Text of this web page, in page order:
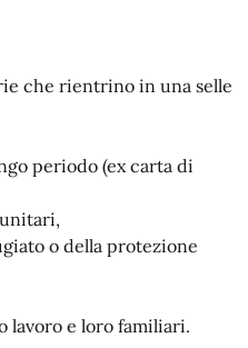
che rientrino in una selle
periodo (ex carta di
o della protezione
lavoro e loro familiari.